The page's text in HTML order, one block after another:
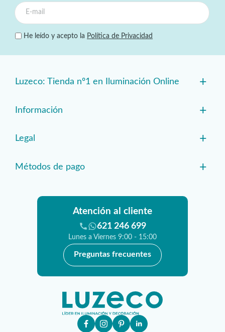
He leído y acepto la Política de Privacidad
Luzeco: Tienda nº1 en Iluminación Online +
Información +
Legal +
Métodos de pago +
Atención al cliente
621 246 699
Lunes a Viernes 9:00 - 15:00
Preguntas frecuentes